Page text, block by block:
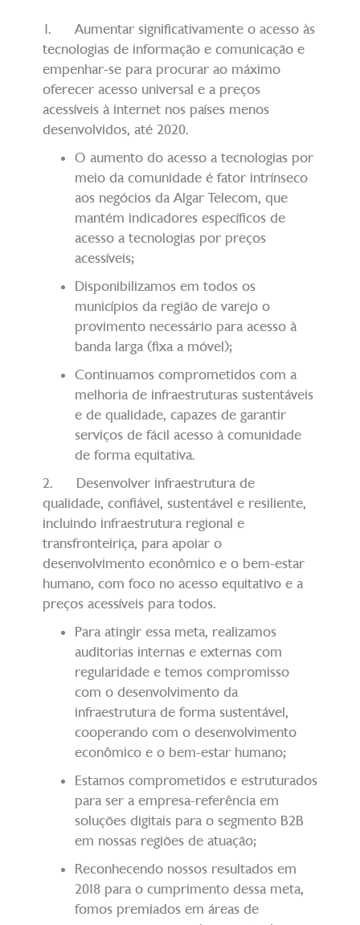
1. Aumentar significativamente o acesso às
tecnologias de informação e comunicação e
empenhar-se para procurar ao máximo
oferecer acesso universal e a preços
acessíveis à internet nos países menos
desenvolvidos, até 2020.
O aumento do acesso a tecnologias por
meio da comunidade é fator intrínseco
aos negócios da Algar Telecom, que
mantém indicadores específicos de
acesso a tecnologias por preços
acessíveis;
Disponibilizamos em todos os
municípios da região de varejo o
provimento necessário para acesso à
banda larga (fixa a móvel);
Continuamos comprometidos com a
melhoria de infraestruturas sustentáveis
e de qualidade, capazes de garantir
serviços de fácil acesso à comunidade
de forma equitativa.
2. Desenvolver infraestrutura de
qualidade, confiável, sustentável e resiliente,
incluindo infraestrutura regional e
transfronteiriça, para apoiar o
desenvolvimento econômico e o bem-estar
humano, com foco no acesso equitativo e a
preços acessíveis para todos.
Para atingir essa meta, realizamos
auditorias internas e externas com
regularidade e temos compromisso
com o desenvolvimento da
infraestrutura de forma sustentável,
cooperando com o desenvolvimento
econômico e o bem-estar humano;
Estamos comprometidos e estruturados
para ser a empresa-referência em
soluções digitais para o segmento B2B
em nossas regiões de atuação;
Reconhecendo nossos resultados em
2018 para o cumprimento dessa meta,
fomos premiados em áreas de